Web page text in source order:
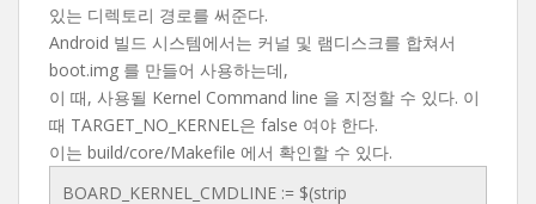
있는 디렉토리 경로를 써준다.
Android 빌드 시스템에서는 커널 및 램디스크를 합쳐서
boot.img 를 만들어 사용하는데,
이 때, 사용될 Kernel Command line 을 지정할 수 있다. 이
때 TARGET_NO_KERNEL은 false 여야 한다.
이는 build/core/Makefile 에서 확인할 수 있다.
BOARD_KERNEL_CMDLINE := $(strip